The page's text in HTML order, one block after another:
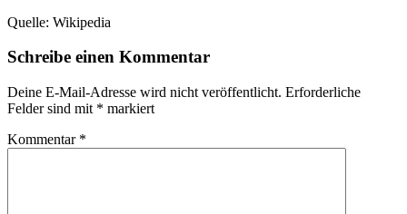
Quelle: Wikipedia
Schreibe einen Kommentar
Deine E-Mail-Adresse wird nicht veröffentlicht. Erforderliche
Felder sind mit * markiert
Kommentar *